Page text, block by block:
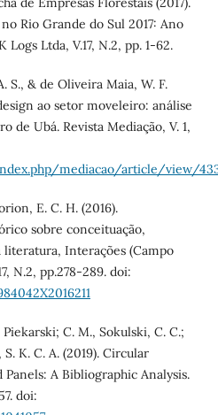
Rio Grande do Sul 2017: Ano
Logs Ltda, V.17, N.2, pp. 1-62.
S., & de Oliveira Maia, W. F.
ao setor moveleiro: análise
de Ubá. Revista Mediação, V. 1,
mediacao/article/view/
E. C. H. (2016).
sobre conceituação,
Interações (Campo
N.2, pp.278-289. doi:
C. M., Sokulski, C. C.;
K. C. A. (2019). Circular
A Bibliographic Analysis.
doi: